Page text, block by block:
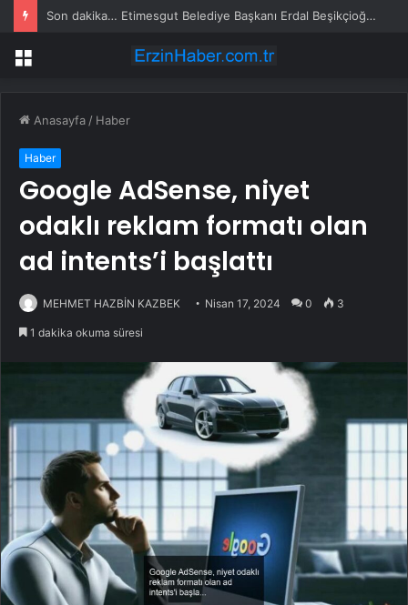
Son dakika… Etimesgut Belediye Başkanı Erdal Beşikçioğlu tutuklandı
Menü
Anasayfa / Haber
Haber
Google AdSense, niyet
odaklı reklam formatı olan
ad intents’i başlattı
MEHMET HAZBİN KAZBEK Nisan 17, 2024 0 3
1 dakika okuma süresi